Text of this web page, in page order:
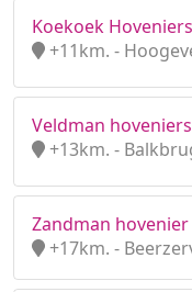
Koekoek Hoveniers
+11km. -
Veldman hoveniers
+13km. -
Zandman
+17km. -